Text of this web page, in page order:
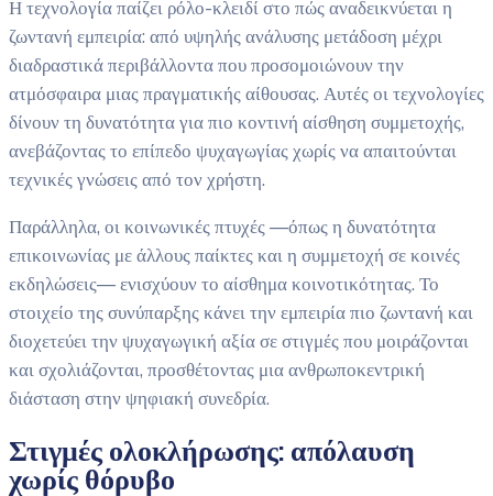
Η τεχνολογία παίζει ρόλο-κλειδί στο πώς αναδεικνύεται η
ζωντανή εμπειρία: από υψηλής ανάλυσης μετάδοση μέχρι
διαδραστικά περιβάλλοντα που προσομοιώνουν την
ατμόσφαιρα μιας πραγματικής αίθουσας. Αυτές οι τεχνολογίες
δίνουν τη δυνατότητα για πιο κοντινή αίσθηση συμμετοχής,
ανεβάζοντας το επίπεδο ψυχαγωγίας χωρίς να απαιτούνται
τεχνικές γνώσεις από τον χρήστη.
Παράλληλα, οι κοινωνικές πτυχές —όπως η δυνατότητα
επικοινωνίας με άλλους παίκτες και η συμμετοχή σε κοινές
εκδηλώσεις— ενισχύουν το αίσθημα κοινοτικότητας. Το
στοιχείο της συνύπαρξης κάνει την εμπειρία πιο ζωντανή και
διοχετεύει την ψυχαγωγική αξία σε στιγμές που μοιράζονται
και σχολιάζονται, προσθέτοντας μια ανθρωποκεντρική
διάσταση στην ψηφιακή συνεδρία.
Στιγμές ολοκλήρωσης: απόλαυση
χωρίς θόρυβο